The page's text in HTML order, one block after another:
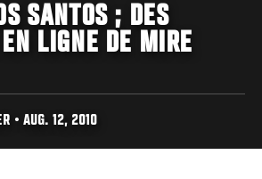
SANTOS ; DES
LIGNE DE MIRE
• AUG. 12, 2010